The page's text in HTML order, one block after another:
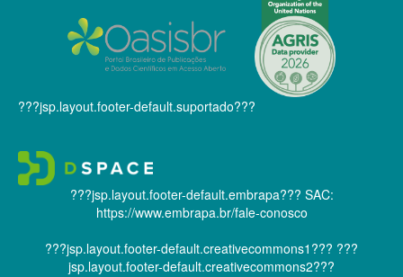
???jsp.layout.footer-default.suportado???
???jsp.layout.footer-default.embrapa??? SAC:
https://www.embrapa.br/fale-conosco
???jsp.layout.footer-default.creativecommons1??? ???
jsp.layout.footer-default.creativecommons2???